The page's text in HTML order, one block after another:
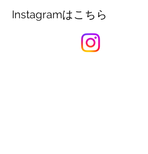
Instagramはこちら